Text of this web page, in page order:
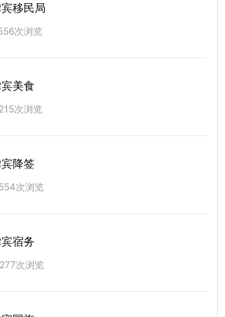
移民局
次浏览
美食
次浏览
降签
次浏览
宿务
次浏览